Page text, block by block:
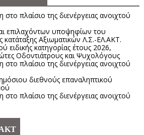
πλαίσιο της διενέργειας ανοιχτού
επιλαχόντων υποψηφίων του
κατάταξης Αξιωματικών Λ.Σ.-ΕΛ.ΑΚΤ.
ειδικής κατηγορίας έτους 2026,
Οδοντιάτρους και Ψυχολόγους
πλαίσιο της διενέργειας ανοιχτού
διεθνούς επαναληπτικού
πλαίσιο της διενέργειας ανοιχτού